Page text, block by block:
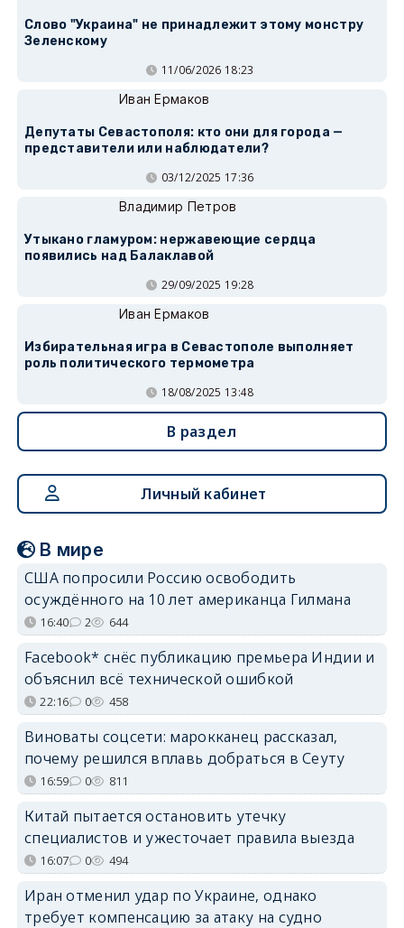
Слово "Украина" не принадлежит этому монстру
Зеленскому
11/06/2026 18:23
Иван Ермаков
Депутаты Севастополя: кто они для города —
представители или наблюдатели?
03/12/2025 17:36
Владимир Петров
Утыкано гламуром: нержавеющие сердца
появились над Балаклавой
29/09/2025 19:28
Иван Ермаков
Избирательная игра в Севастополе выполняет
роль политического термометра
18/08/2025 13:48
В раздел
Личный кабинет
В мире
США попросили Россию освободить
осуждённого на 10 лет американца Гилмана
16:40 2 644
Facebook* снёс публикацию премьера Индии и
объяснил всё технической ошибкой
22:16 0 458
Виноваты соцсети: марокканец рассказал,
почему решился вплавь добраться в Сеуту
16:59 0 811
Китай пытается остановить утечку
специалистов и ужесточает правила выезда
16:07 0 494
Иран отменил удар по Украине, однако
требует компенсацию за атаку на судно